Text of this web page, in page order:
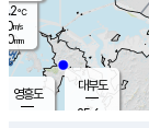
℃
m/s
mm
영흥도
대부도
25.6